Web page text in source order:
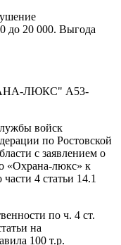
до 20 000. Выгода
ЛЮКС" А53-
войск
по Ростовской
с заявлением о
«Охрана-люкс» к
4 статьи 14.1
по ч. 4 ст.
на
100 т.р.